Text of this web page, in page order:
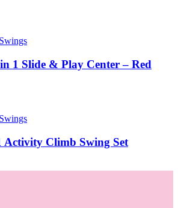
1 Slide & Play Center – Red
Activity Climb Swing Set